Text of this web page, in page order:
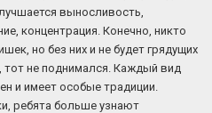
выносливость,
концентрация. Конечно, никто
но без них и не будет грядущих
тот не поднимался. Каждый вид
и имеет особые традиции.
ребята больше узнают